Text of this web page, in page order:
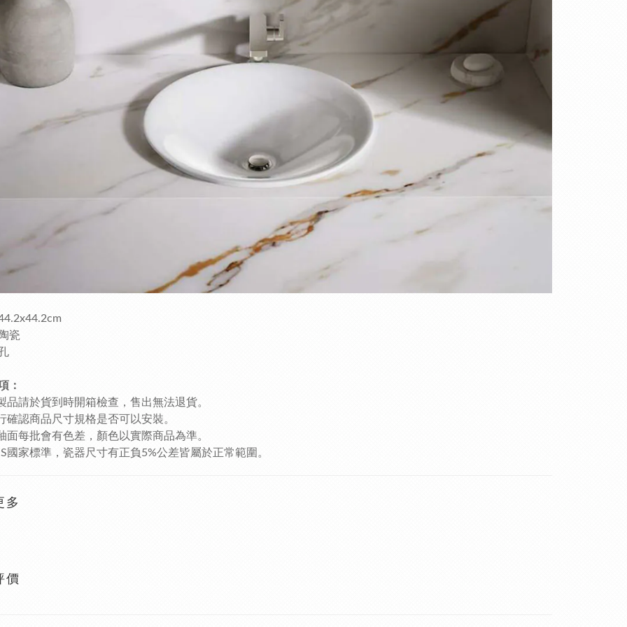
瓷
：
品請於貨到時開箱檢查，售出無法退貨。
確認商品尺寸規格是否可以安裝。
面每批會有色差，顏色以實際商品為準。
國家標準，瓷器尺寸有正負5%公差皆屬於正常範圍。
多
價